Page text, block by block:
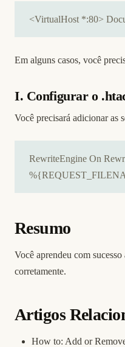
<VirtualHost *:80>
Em alguns casos, você
I. Configurar o
Você precisará adicionar as
RewriteEngine On
Resumo
Você aprendeu com
corretamente.
Artigos
How to: Add or